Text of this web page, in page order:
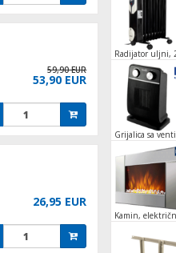
59,90 EUR
53,90 EUR
26,95 EUR
IPX4, 1200 W
FK 252
139,95
9,95
URCAC
Radijator uljni,
Grijalica sa
Kamin,